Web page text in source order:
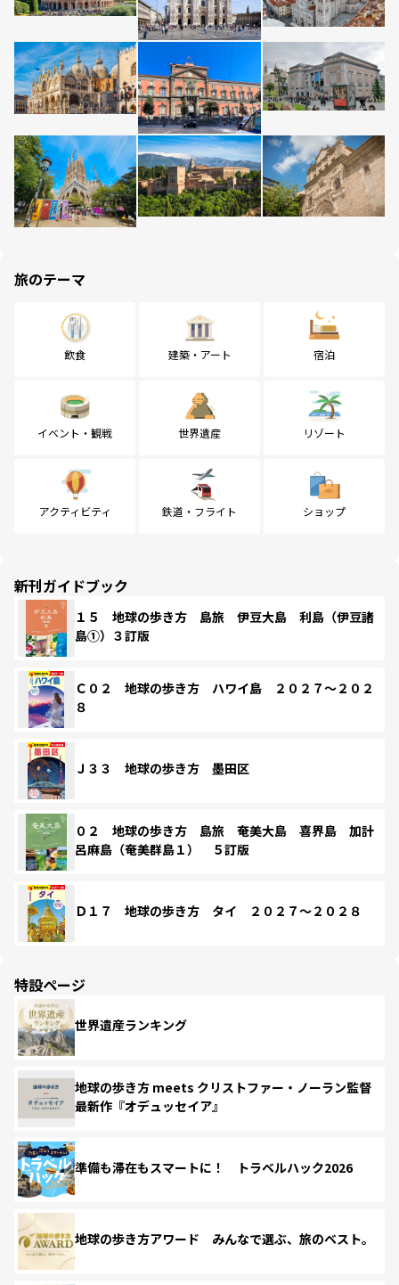
旅のテーマ
飲食 建築・アート 宿泊
イベント・観戦 世界遺産 リゾート
アクティビティ 鉄道・フライト ショップ
新刊ガイドブック
１５ 地球の歩き方 島旅 伊豆大島 利島（伊豆諸
島①）３訂版
Ｃ０２ 地球の歩き方 ハワイ島 ２０２７～２０２
８
Ｊ３３ 地球の歩き方 墨田区
０２ 地球の歩き方 島旅 奄美大島 喜界島 加計
呂麻島（奄美群島１） ５訂版
Ｄ１７ 地球の歩き方 タイ ２０２７～２０２８
特設ページ
世界遺産ランキング
地球の歩き方 meets クリストファー・ノーラン監督
最新作『オデュッセイア』
準備も滞在もスマートに！ トラベルハック2026
地球の歩き方アワード みんなで選ぶ、旅のベスト。